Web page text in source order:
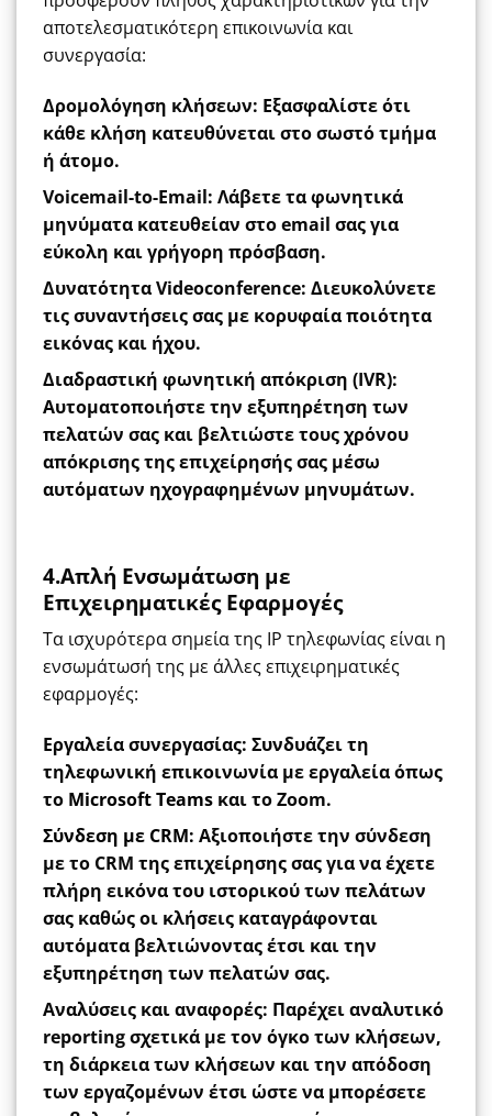
αποτελεσματικότερη επικοινωνία και
συνεργασία:
Δρομολόγηση κλήσεων: Εξασφαλίστε ότι
κάθε κλήση κατευθύνεται στο σωστό τμήμα
ή άτομο.
Voicemail-to-Email: Λάβετε τα φωνητικά
μηνύματα κατευθείαν στο email σας για
εύκολη και γρήγορη πρόσβαση.
Δυνατότητα Videoconference: Διευκολύνετε
τις συναντήσεις σας με κορυφαία ποιότητα
εικόνας και ήχου.
Διαδραστική φωνητική απόκριση (IVR):
Αυτοματοποιήστε την εξυπηρέτηση των
πελατών σας και βελτιώστετουςχρόνου
απόκρισης τηςεπιχείρησήςσας μέσω
αυτόματων ηχογραφημένων μηνυμάτων.
4.Απλή Ενσωμάτωση με
Επιχειρηματικές Εφαρμογές
Τα ισχυρότερα σημεία της IP τηλεφωνίας είναι η
ενσωμάτωσή της με άλλες επιχειρηματικές
εφαρμογές:
Εργαλεία συνεργασίας: Συνδυάζει τη
τηλεφωνική επικοινωνία με εργαλεία όπως
το Microsoft Teams και το Zoom.
Σύνδεση με CRM: Αξιοποιήστε την σύνδεση
με το CRM τηςεπιχείρησηςσας για να έχετε
πλήρη εικόνα του ιστορικού των πελάτων
σας καθώς οι κλήσεις καταγράφονται
αυτόματα βελτιώνονταςέτσι και την
εξυπηρέτηση των πελατών σας.
Αναλύσεις και αναφορές: Παρέχει αναλυτικό
reporting σχετικά με τον όγκο των κλήσεων,
τη διάρκεια των κλήσεων και την απόδοση
των εργαζομένων έτσι ώστε να μπορέσετε